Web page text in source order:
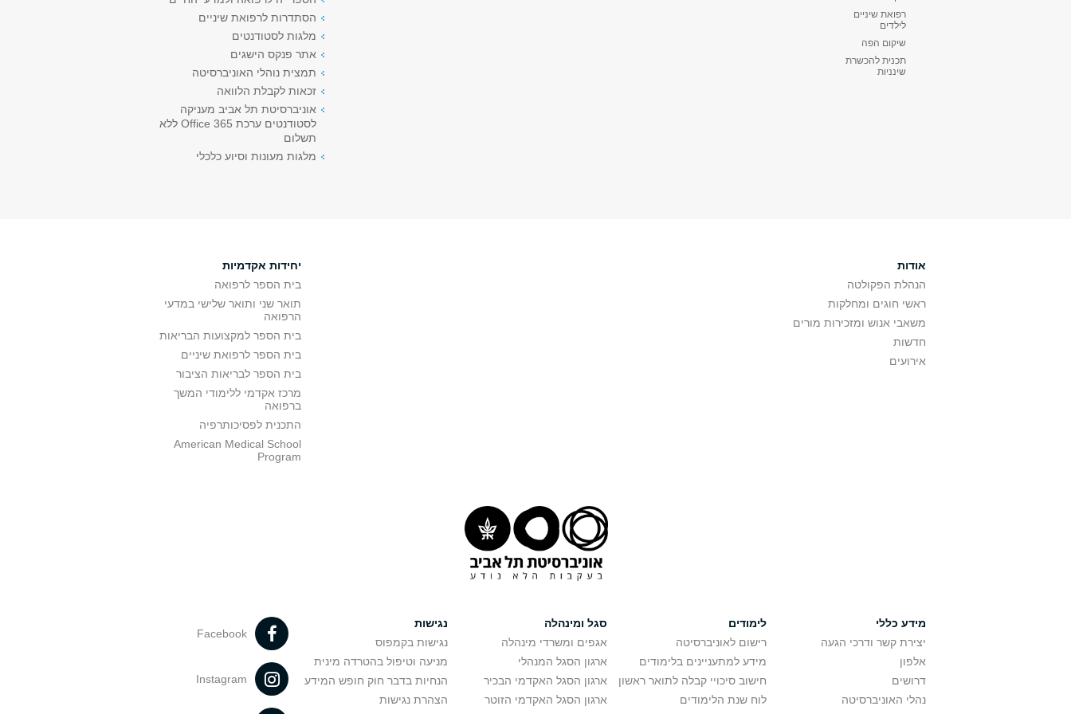
רפואת שיניים
לילדים
שיקום הפה
תכנית להכשרת
שינניות
הסתדרות לרפואת שיניים
מלגות לסטודנטים
אתר פנקס הישגים
תמצית נוהלי האוניברסיטה
זכאות לקבלת הלוואה
אוניברסיטת תל אביב מעניקה
לסטודנטים ערכת Office 365 ללא
תשלום
מלגות מעונות וסיוע כלכלי
אודות
הנהלת הפקולטה
ראשי חוגים ומחלקות
משאבי אנוש ומזכירות מורים
חדשות
אירועים
יחידות אקדמיות
בית הספר לרפואה
תואר שני ותואר שלישי במדעי
הרפואה
בית הספר למקצועות הבריאות
בית הספר לרפואת שיניים
בית הספר לבריאות הציבור
מרכז אקדמי ללימודי המשך
ברפואה
התכנית לפסיכותרפיה
American Medical School
Program
מידע כללי
יצירת קשר ודרכי הגעה
אלפון
דרושים
נהלי האוניברסיטה
לימודים
רישום לאוניברסיטה
מידע למתעניינים בלימודים
חישוב סיכויי קבלה לתואר ראשון
לוח שנת הלימודים
סגל ומינהלה
אגפים ומשרדי מינהלה
ארגון הסגל המנהלי
ארגון הסגל האקדמי הבכיר
ארגון הסגל האקדמי הזוטר
נגישות
נגישות בקמפוס
מניעה וטיפול בהטרדה מינית
הנחיות בדבר חוק חופש המידע
הצהרת נגישות
Facebook
Instagram